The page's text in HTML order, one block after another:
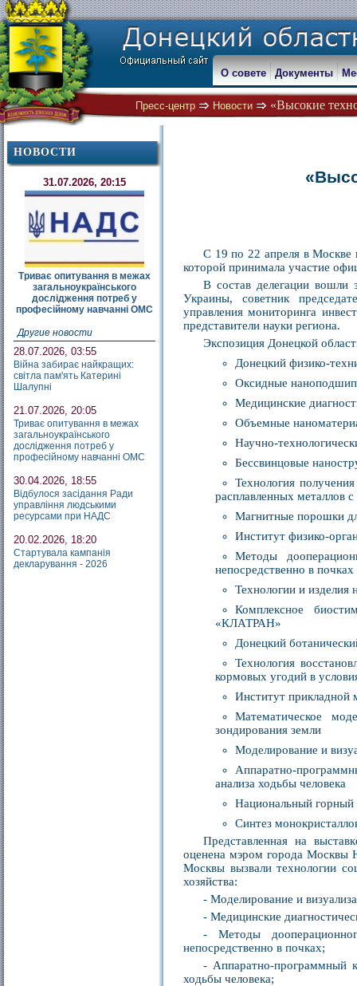
Пресс-центр Новости «Высокие
О совете Документы
НОВОСТИ
31.07.2026, 20:15
Триває опитування в межах
загальноукраїнського
дослідження потреб у
професійному навчанні ОМС
Другие новости
28.07.2026, 03:55
Війна забирає найкращих:
світла пам'ять Катерині
Шалупні
21.07.2026, 20:05
Триває опитування в межах
загальноукраїнського
дослідження потреб у
професійному навчанні ОМС
30.04.2026, 18:55
Відбулося засідання Ради
управління людськими
ресурсами при НАДС
20.02.2026, 18:20
Стартувала кампанія
декларування - 2026
С 19 по 22 апреля в Москве
которой принимала участие
В состав делегации
Украины, советник
управления мониторинга
представители науки региона.
Экспозиция Донецкой
Донецкий физико-
Оксидные
Медицинские
Объемные
Научно-
Бессвинцовые
Технология
расплавленных металлов
Магнитные порошки
Институт физико-
Методы
непосредственно в почках
Технологии и изделия
Комплексное
«КЛАТРАН»
Донецкий
Технология
кормовых угодий в
Институт
Математическое
зондирования земли
Моделирование и
Аппаратно-
анализа ходьбы человека
Национальный горный
Синтез
Представленная на
оценена мэром города Москвы
Москвы вызвали технологии
хозяйства:
- Моделирование и
- Медицинские
- Методы
непосредственно в почках;
- Аппаратно-программный
ходьбы человека;